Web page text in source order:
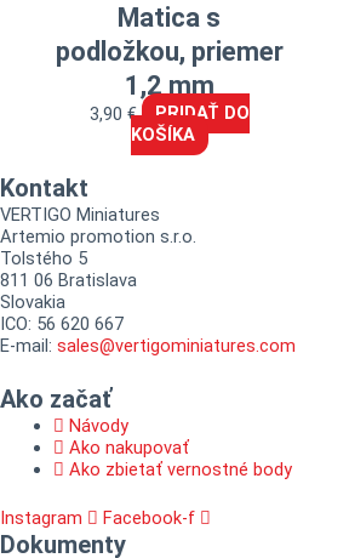
Matica s
podložkou, priemer
1,2 mm
3,90 €
PRIDAŤ DO
KOŠÍKA
Kontakt
VERTIGO Miniatures
Artemio promotion s.r.o.
Tolstého 5
811 06 Bratislava
Slovakia
ICO: 56 620 667
E-mail: sales@vertigominiatures.com
Ako začať
Návody
Ako nakupovať
Ako zbietať vernostné body
Instagram Facebook-f
Dokumenty